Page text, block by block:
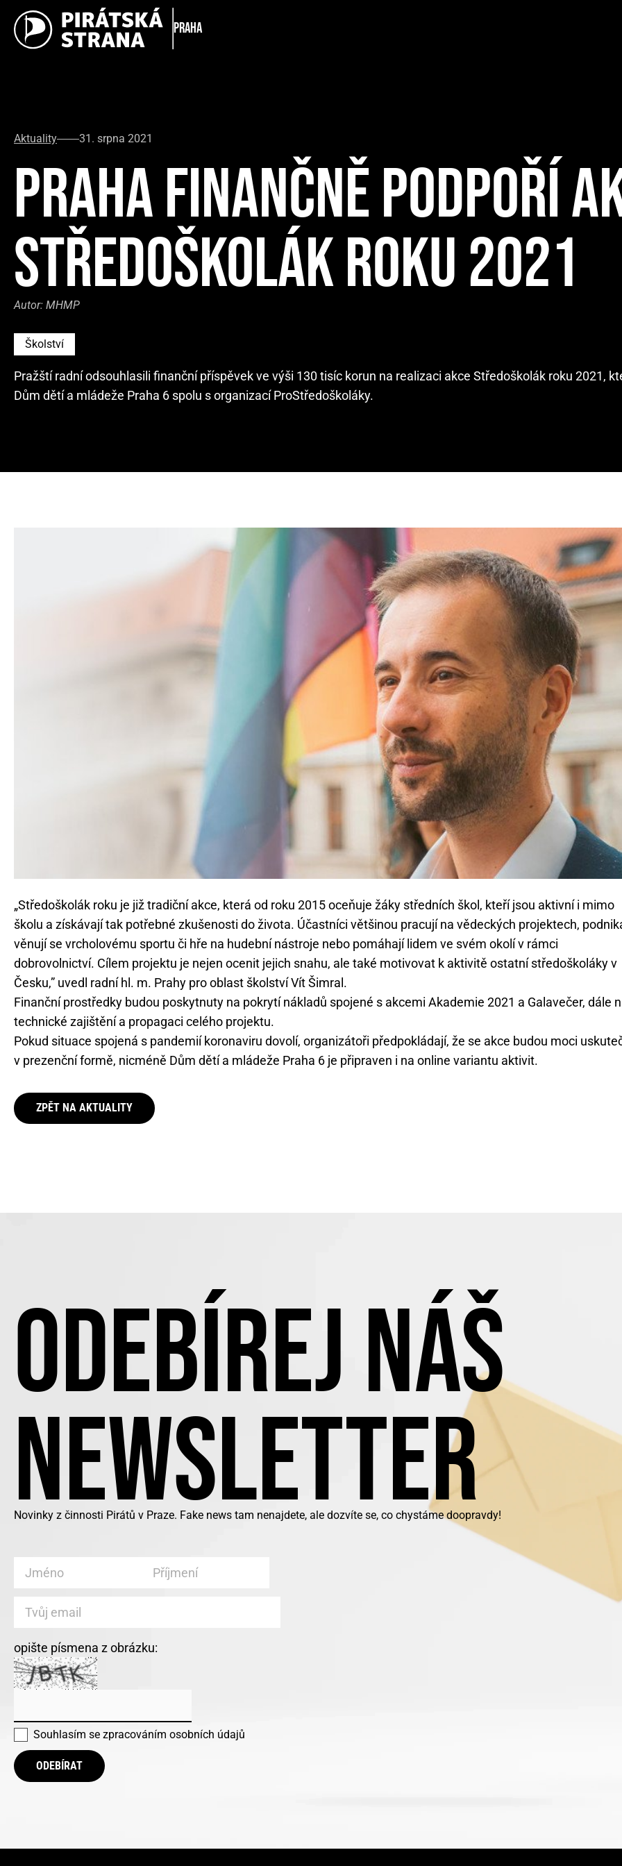
Praha
Aktuality 31. srpna 2021
PRAHA FINANČNĚ PODPOŘÍ
STŘEDOŠKOLÁK ROKU 2021
Autor: MHMP
Školství
Pražští radní odsouhlasili finanční příspěvek ve výši 130 tisíc korun na realizaci akce Středoškolák roku 2021,
Dům dětí a mládeže Praha 6 spolu s organizací ProStředoškoláky.
„Středoškolák roku je již tradiční akce, která od roku 2015 oceňuje žáky středních škol, kteří jsou aktivní i mimo
školu a získávají tak potřebné zkušenosti do života. Účastníci většinou pracují na vědeckých projektech,
věnují se vrcholovému sportu či hře na hudební nástroje nebo pomáhají lidem ve svém okolí v rámci
dobrovolnictví. Cílem projektu je nejen ocenit jejich snahu, ale také motivovat k aktivitě ostatní středoškoláky v
Česku,” uvedl radní hl. m. Prahy pro oblast školství Vít Šimral.
Finanční prostředky budou poskytnuty na pokrytí nákladů spojené s akcemi Akademie 2021 a Galavečer, dále
technické zajištění a propagaci celého projektu.
Pokud situace spojená s pandemií koronaviru dovolí, organizátoři předpokládají, že se akce budou moci
v prezenční formě, nicméně Dům dětí a mládeže Praha 6 je připraven i na online variantu aktivit.
ZPĚT NA AKTUALITY
ODEBÍREJ NÁŠ
NEWSLETTER
Novinky z činnosti Pirátů v Praze. Fake news tam nenajdete, ale dozvíte se, co chystáme doopravdy!
opište písmena z obrázku:
Souhlasím se zpracováním osobních údajů
ODEBÍRAT